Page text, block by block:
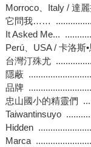
Morroco、Italy / 達
它問我……
It Asked Me...
Perú、USA / 卡洛斯
台灣汀殊尤
隱蔽
品牌
忠山國小的精靈們
Taiwantinsuyo
Hidden
Marca